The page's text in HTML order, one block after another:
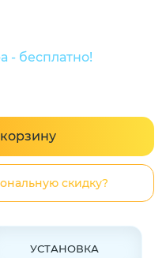
- бесплатно!
скидку?
УСТАНОВКА